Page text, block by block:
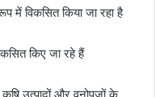
में विकसित किया जा रहा है
किए जा रहे हैं